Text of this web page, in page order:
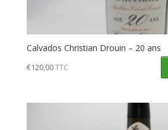
Calvados Christian Drouin – 20 ans
€120,00TTC